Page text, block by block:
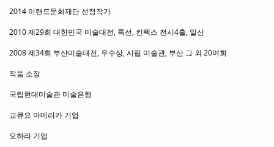
2014 이랜드문화재단 선정작가
2010 제29회 대한민국 미술대전, 특선, 킨텍스 전시4홀, 일산
2008 제34회 부산미술대전, 우수상, 시립 미술관, 부산 그 외 20여회
작품 소장
국립현대미술관 미술은행
교큐요 아메리카 기업
오하라 기업